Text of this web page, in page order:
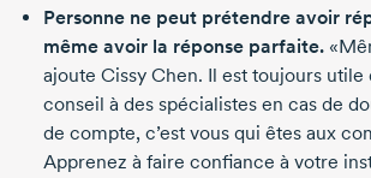
Personne ne peut prétendre avoir
même avoir la réponse parfaite.
ajoute Cissy Chen. Il est toujours utile
conseil à des spécialistes en cas de
de compte, c’est vous qui êtes aux
Apprenez à faire confiance à votre